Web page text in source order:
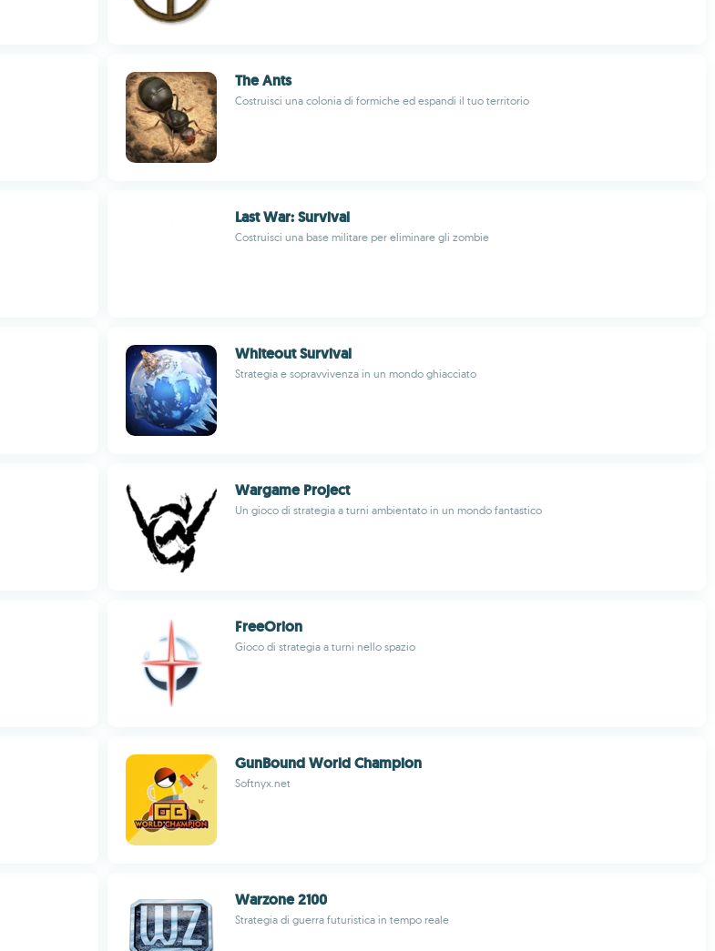
The Ants
Costruisci una colonia di formiche ed espandi il tuo territorio
Last War: Survival
Costruisci una base militare per eliminare gli zombie
Whiteout Survival
Strategia e sopravvivenza in un mondo ghiacciato
Wargame Project
Un gioco di strategia a turni ambientato in un mondo fantastico
FreeOrion
Gioco di strategia a turni nello spazio
GunBound World Champion
Softnyx.net
Warzone 2100
Strategia di guerra futuristica in tempo reale